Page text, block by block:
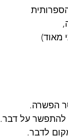
מאוד)
הפשרה.
להתפשר על דבר.
לדבר.